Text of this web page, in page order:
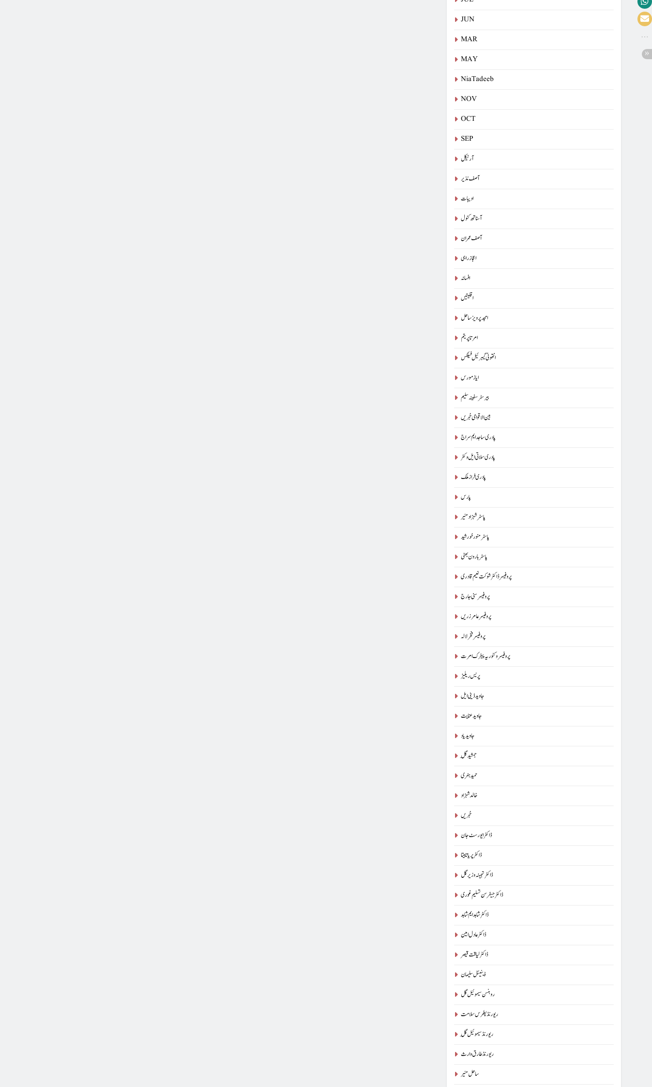
JUN
MAR
MAY
NiaTadeeb
NOV
OCT
SEP
آرٹیکل
آصف نذیر
ادیبات
آسناتھ کنول
آصف عمران
اعجاز راہی
افسانہ
اقلیتیں
امجد پرویز ساحل
امرتا پریتم
انتھونی گیبرئیل فیلکس
ایاز مورس
بیرسٹرسفینہ سلیم
بین الاقوامی خبریں
پادری ساجد ایم سراج
پادری سلاتی ایل وکٹر
پادری فراز ملک
پارس
پاسٹر شہزاد منیر
پاسٹر منور خورشید
پاسٹر ہارون بھٹی
پروفیسر ڈاکٹر شوکت نعیم قادری
پروفیسر سنی جارج
پروفیسر عامر زریں
پروفیسر فخر لالہ
پروفیسر وکٹوریہ پیٹرک امرت
پریس ریلیز
جاوید ڈینی ایل
جاوید عنایت
جاوید یاد
جمشید گِل
حمید ہنری
خالد شہزاد
خبریں
ڈاکٹر ایورسٹ جان
ڈاکٹر پریا تابیتا
ڈاکٹر تہمینہ وزیر گل
ڈاکٹر جیفرسن تسلیم غوری
ڈاکٹر شاہد ایم شاہد
ڈاکٹر عادل امین
ڈاکٹر لیاقت قیصر
ڈینیئل سلیمان
روبنسن سیموئیل گل
ریورنڈ پطرس سلامت
ریورنڈ سیموئیل گِل
ریورنڈ طارق وارث
ساحل منیر